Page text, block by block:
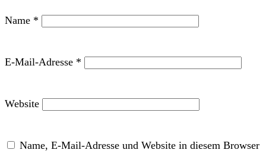
Name *
E-Mail-Adresse *
Website
Name, E-Mail-Adresse und Website in diesem Browser